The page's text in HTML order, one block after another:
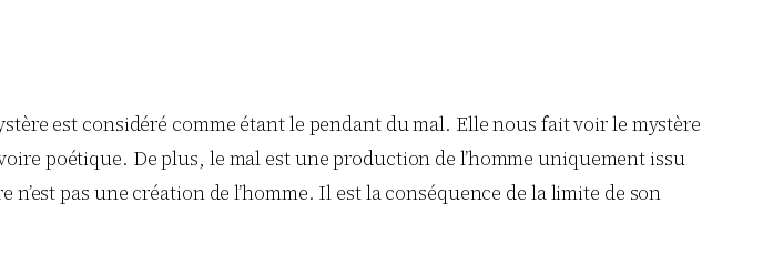
est considéré comme étant le pendant du mal. Elle nous fait voir le mystère
poétique. De plus, le mal est une production de l’homme uniquement issu
pas une création de l’homme. Il est la conséquence de la limite de son